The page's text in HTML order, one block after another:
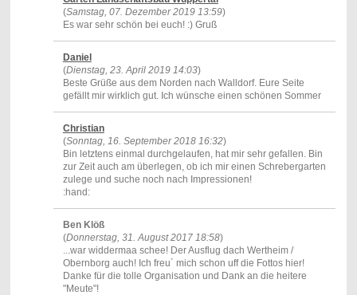
(Samstag, 07. Dezember 2019 13:59)
Es war sehr schön bei euch! :) Gruß
Daniel
(Dienstag, 23. April 2019 14:03)
Beste Grüße aus dem Norden nach Walldorf. Eure Seite
gefällt mir wirklich gut. Ich wünsche einen schönen Sommer
Christian
(Sonntag, 16. September 2018 16:32)
Bin letztens einmal durchgelaufen, hat mir sehr gefallen. Bin
zur Zeit auch am überlegen, ob ich mir einen Schrebergarten
zulege und suche noch nach Impressionen!
:hand:
Ben Klöß
(Donnerstag, 31. August 2017 18:58)
...war widdermaa schee! Der Ausflug dach Wertheim /
Obernborg auch! Ich freu´ mich schon uff die Fottos hier!
Danke für die tolle Organisation und Dank an die heitere
"Meute"!